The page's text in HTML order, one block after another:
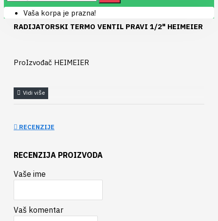
Vaša korpa je prazna!
RADIJATORSKI TERMO VENTIL PRAVI 1/2" HEIMEIER
ProIzvođač HEIMEIER
RECENZIJE
RECENZIJA PROIZVODA
Vaše ime
Vaš komentar